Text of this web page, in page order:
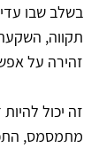
בשלב שבו
תקווה,
זהירה על
זה יכול
מתמסמס,